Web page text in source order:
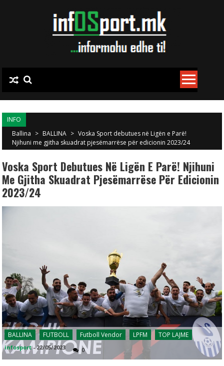
INFO
Ballina > BALLINA > Voska Sport debutues në Ligën e Parë!
Njihuni me gjitha skuadrat pjesëmarrëse për edicionin 2023/24
Voska Sport Debutues Në Ligën E Parë! Njihuni
Me Gjitha Skuadrat Pjesëmarrëse Për Edicionin
2023/24
BALLINA FUTBOLL Futboll Vendor LPFM TOP LAJME
infosport -22/05/2023 0